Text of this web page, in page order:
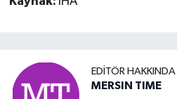
EDITÖR HAKKINDA
MERSIN TIME